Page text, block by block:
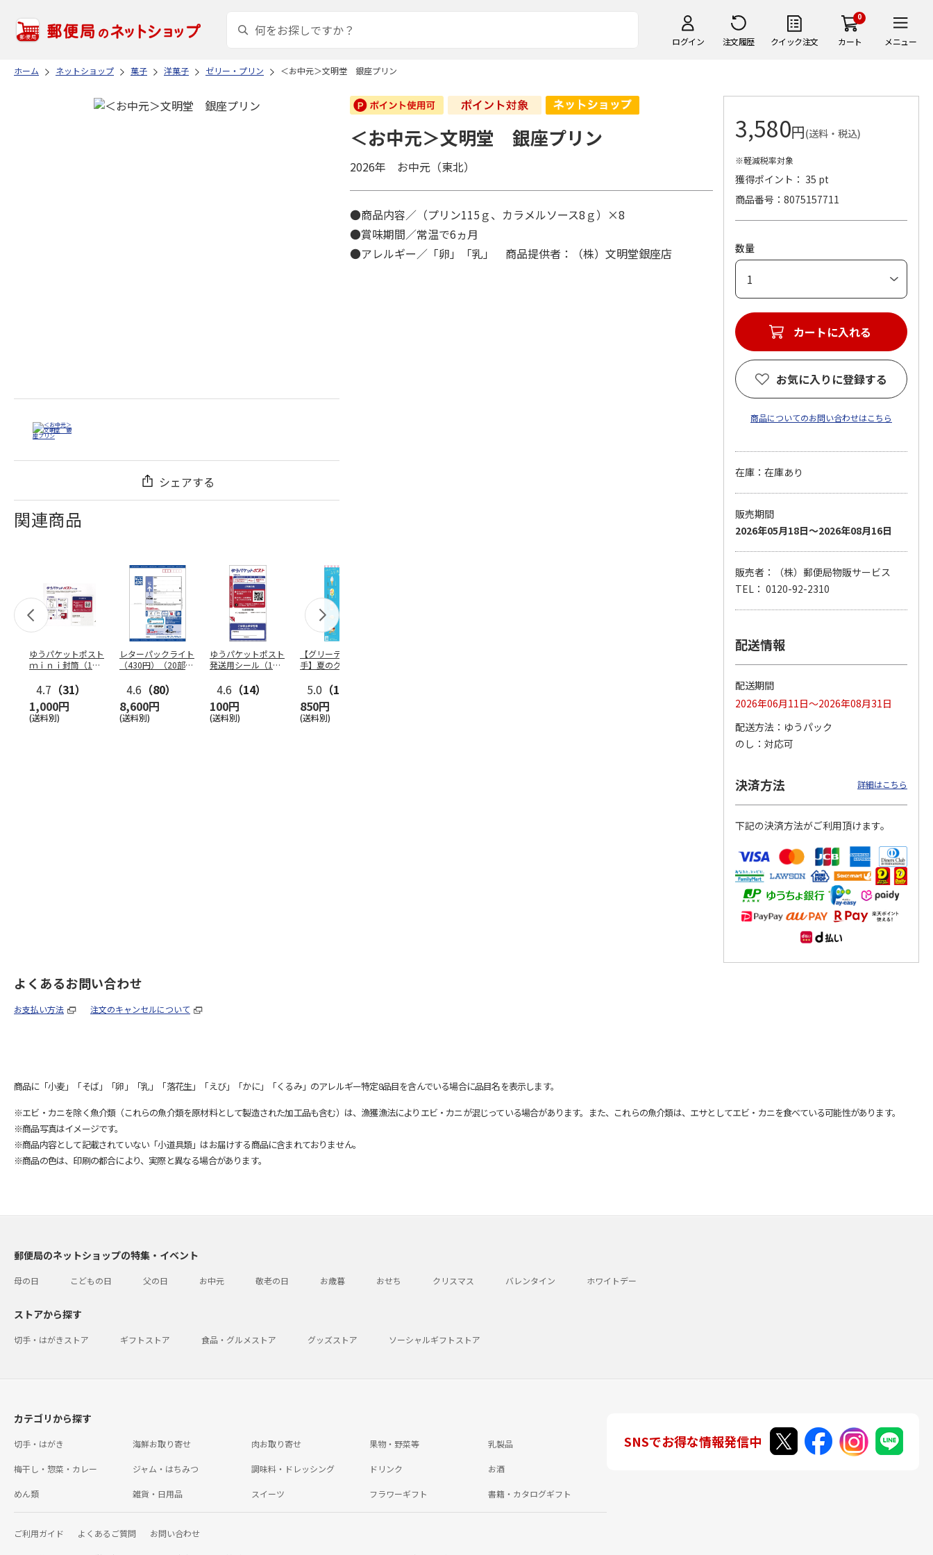
ログイン 注文履歴 クイック注文
0
カート メニュー
ホーム ネットショップ 菓子 洋菓子 ゼリー・プリン ＜お中元＞文明堂 銀座プリン
シェアする
関連商品
ゆうパケットポスト
ｍｉｎｉ封筒（1個
4.7 （31）
1,000円
(送料別)
レターパックライト
（430円）（20部セ
4.6 （80）
8,600円
(送料別)
ゆうパケットポスト
発送用シール（1個
4.6 （14）
100円
(送料別)
【グリーティング切
手】夏のグリーティ
5.0 （10）
850円
(送料別)
手】ハッピーグリー
【グリーティング切
手】グリーティング
円…
4.8（11）
5,500円
通切手・千鳥（1シ
11,000円
＜お中元＞文明堂 銀座プリン
2026年 お中元（東北）
●商品内容／（プリン115ｇ、カラメルソース8ｇ）×8
●賞味期間／常温で6ヵ月
●アレルギー／「卵」「乳」 商品提供者：（株）文明堂銀座店
3,580円(送料・税込)
※軽減税率対象
獲得ポイント： 35 pt
商品番号
8075157711
数量
カートに入れる
お気に入りに登録する
商品についてのお問い合わせはこちら
在庫：在庫あり
販売期間
2026年05月18日～2026年08月16日
販売者：（株）郵便局物販サービス
TEL： 0120-92-2310
配送情報
配送期間
2026年06月11日～2026年08月31日
配送方法
ゆうパック
のし
対応可
決済方法 詳細はこちら
下記の決済方法がご利用頂けます。
よくあるお問い合わせ
お支払い方法 注文のキャンセルについて
商品に「小麦」「そば」「卵」「乳」「落花生」「えび」「かに」「くるみ」のアレルギー特定8品目を含んでいる場合に品目名を表示します。
※エビ・カニを除く魚介類（これらの魚介類を原材料として製造された加工品も含む）は、漁獲漁法によりエビ・カニが混じっている場合があります。また、これらの魚介類は、エサとしてエビ・カニを食べている可能性があります。
※商品写真はイメージです。
※商品内容として記載されていない「小道具類」はお届けする商品に含まれておりません。
※商品の色は、印刷の都合により、実際と異なる場合があります。
郵便局のネットショップの特集・イベント
母の日 こどもの日 父の日 お中元 敬老の日 お歳暮 おせち クリスマス バレンタイン ホワイトデー
ストアから探す
切手・はがきストア ギフトストア 食品・グルメストア グッズストア ソーシャルギフトストア
カテゴリから探す
切手・はがき 海鮮お取り寄せ 肉お取り寄せ 果物・野菜等 乳製品
梅干し・惣菜・カレー ジャム・はちみつ 調味料・ドレッシング ドリンク お酒
めん類 雑貨・日用品 スイーツ フラワーギフト 書籍・カタログギフト
ご利用ガイド よくあるご質問 お問い合わせ
SNSでお得な情報発信中